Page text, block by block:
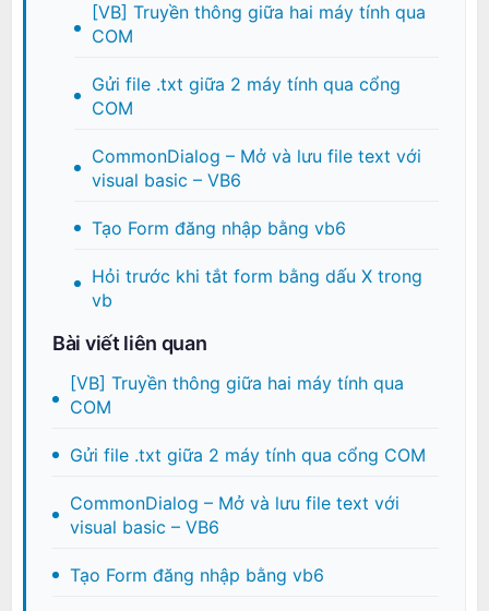
[VB] Truyền thông giữa hai máy tính qua
COM
Gửi file .txt giữa 2 máy tính qua cổng
COM
CommonDialog – Mở và lưu file text với
visual basic – VB6
Tạo Form đăng nhập bằng vb6
Hỏi trước khi tắt form bằng dấu X trong
vb
Bài viết liên quan
[VB] Truyền thông giữa hai máy tính qua
COM
Gửi file .txt giữa 2 máy tính qua cổng COM
CommonDialog – Mở và lưu file text với
visual basic – VB6
Tạo Form đăng nhập bằng vb6